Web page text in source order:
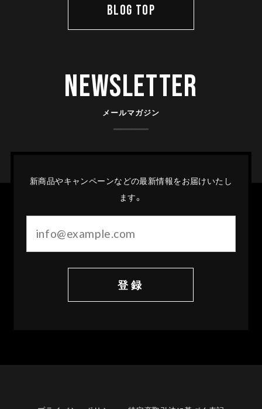
BLOG TOP
Newsletter
メールマガジン
新商品やキャンペーンなどの最新情報をお届けいたし
ます。
登録